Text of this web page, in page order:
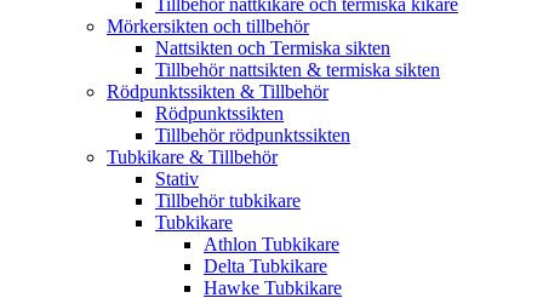
Tillbehör nattkikare och termiska kikare
Mörkersikten och tillbehör
Nattsikten och Termiska sikten
Tillbehör nattsikten & termiska sikten
Rödpunktssikten & Tillbehör
Rödpunktssikten
Tillbehör rödpunktssikten
Tubkikare & Tillbehör
Stativ
Tillbehör tubkikare
Tubkikare
Athlon Tubkikare
Delta Tubkikare
Hawke Tubkikare